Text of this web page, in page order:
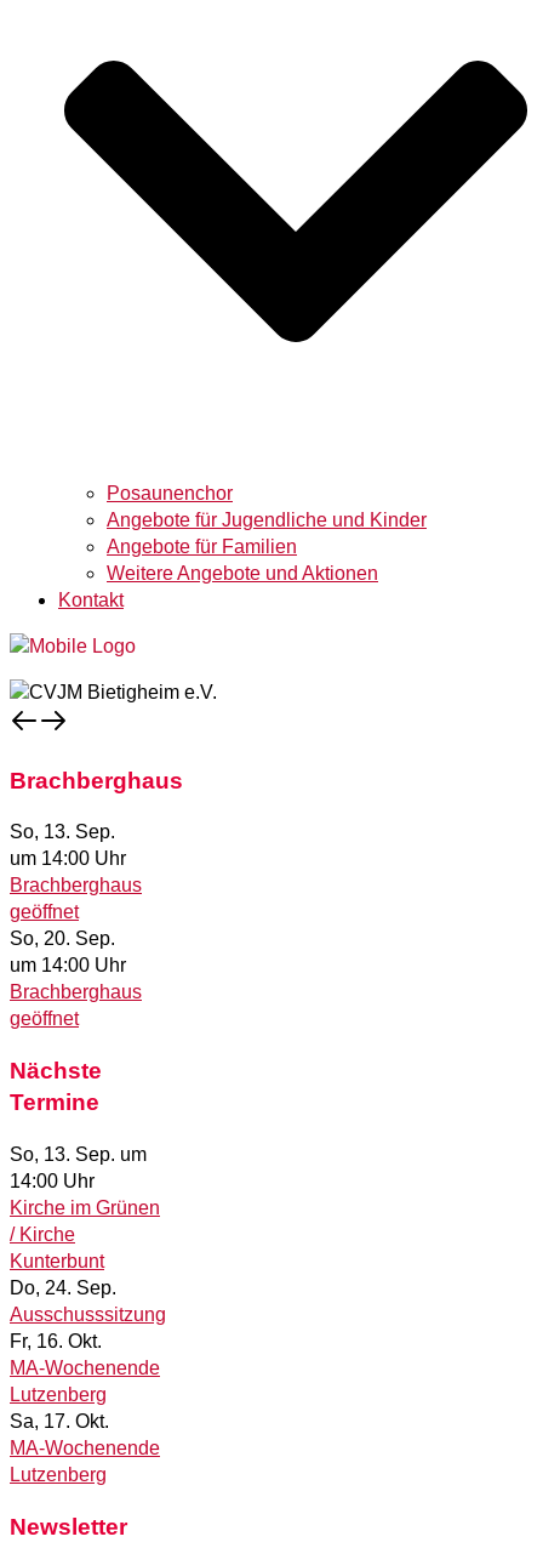
Posaunenchor
Angebote für Jugendliche und Kinder
Angebote für Familien
Weitere Angebote und Aktionen
Kontakt
Brachberghaus
So, 13. Sep.
um 14:00 Uhr
Brachberghaus
geöffnet
So, 20. Sep.
um 14:00 Uhr
Brachberghaus
geöffnet
Nächste
Termine
So, 13. Sep. um
14:00 Uhr
Kirche im Grünen
/ Kirche
Kunterbunt
Do, 24. Sep.
Ausschusssitzung
Fr, 16. Okt.
MA-Wochenende
Lutzenberg
Sa, 17. Okt.
MA-Wochenende
Lutzenberg
Newsletter